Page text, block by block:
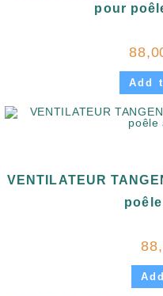
pour
Add
VENTILATEUR